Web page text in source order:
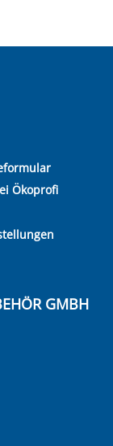
Ökoprofi
GMBH